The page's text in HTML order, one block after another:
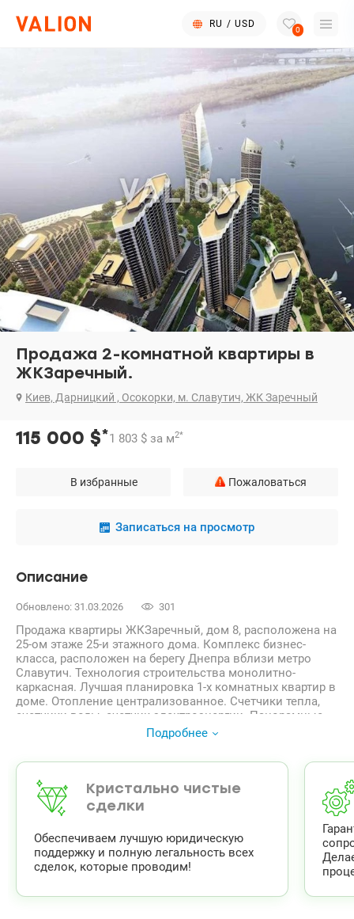
RU / USD
0
Продажа 2-комнатной квартиры в
ЖКЗаречный.
Киев, Дарницкий , Осокорки, м. Славутич, ЖК Заречный
115 000 $*1 803 $ за м2*
В избранные Пожаловаться
Записаться на просмотр
Описание
Обновлено: 31.03.2026 301
Продажа квартиры ЖКЗаречный, дом 8, расположена на
25-ом этаже 25-и этажного дома. Комплекс бизнес-
класса, расположен на берегу Днепра вблизи метро
Славутич. Технология строительства монолитно-
каркасная. Лучшая планировка 1-х комнатных квартир в
доме. Отопление централизованное. Счетчики тепла,
счетчики воды, счетчик электроэнергии. Панорамные
металлопластиковые окна, входные противоударные
Отличная расположение дома — первая линия от
Днепра. Из окон вид на Днепр.
Подробнее
Кристально чистые
сделки
Обеспечиваем лучшую юридическую
поддержку и полную легальность всех
сделок, которые проводим!